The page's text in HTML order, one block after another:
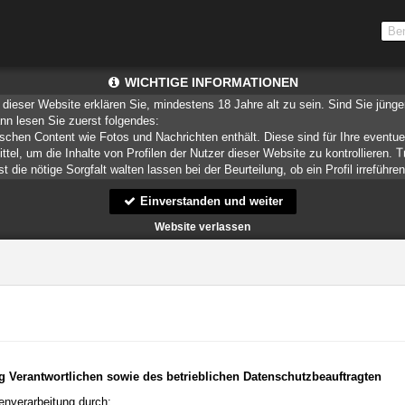
WICHTIGE INFORMATIONEN
Website erklären Sie, mindestens 18 Jahre alt zu sein. Sind Sie
lesen Sie zuerst folgendes:
Content wie Fotos und Nachrichten enthält. Diese sind für Ihre
um die Inhalte von Profilen der Nutzer dieser Website zu kontrollieren.
die nötige Sorgfalt walten lassen bei der Beurteilung, ob ein Profil
die zusammen mit den eigentlich angeforderten Daten aus dem
Sie wissen schließlich nie, ob diese gute oder schlechte
Kommunizieren Sie daher über diese Website immer
dienen lediglich dem Austausch von Nachrichten; physische
die einen Filter für bestimmte Netzinhalte anbieten. Erkundigen Sie sich bei
Ihres Internetbrowsers vertraut, so dass Sie nachsehen können,
Einverstanden und weiter
Website verlassen
Verantwortlichen sowie des betrieblichen Datenschutzbeauftragten
durch: